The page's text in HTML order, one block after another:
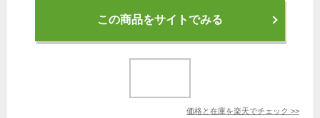
この商品をサイトでみる
価格と在庫を楽天でチェック >>